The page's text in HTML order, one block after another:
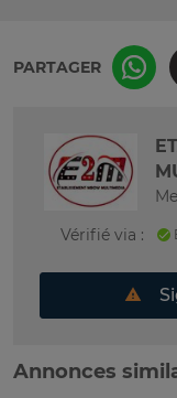
PARTAGER
Vérifié via :
Annonces